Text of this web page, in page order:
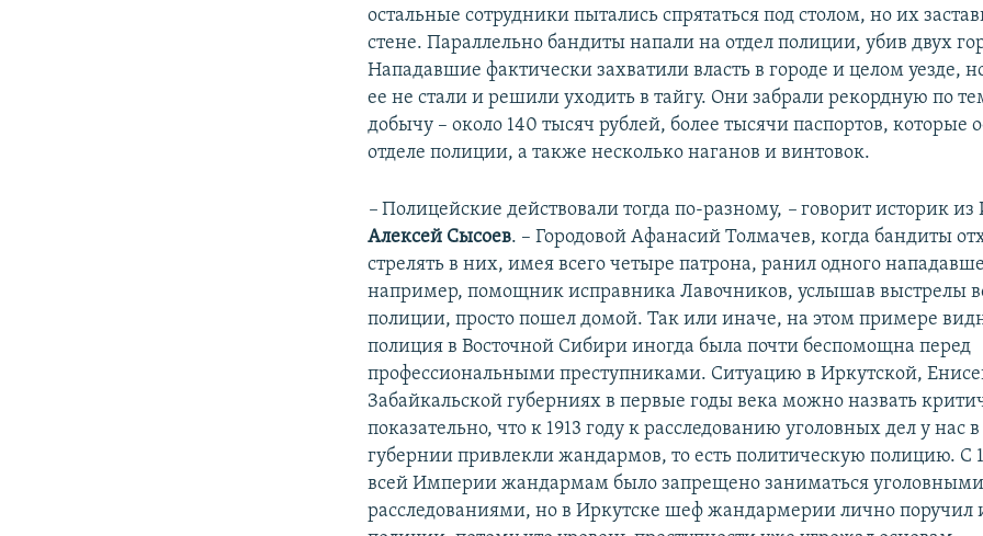
остальные сотрудники пытались спрятаться под столом, но их
стене. Параллельно бандиты напали на отдел полиции, убив двух
Нападавшие фактически захватили власть в городе и целом уезде,
ее не стали и решили уходить в тайгу. Они забрали рекордную по
добычу – около 140 тысяч рублей, более тысячи паспортов, которые
отделе полиции, а также несколько наганов и винтовок.
– Полицейские действовали тогда по-разному, – говорит историк из
Алексей Сысоев. – Городовой Афанасий Толмачев, когда бандиты
стрелять в них, имея всего четыре патрона, ранил одного
например, помощник исправника Лавочников, услышав выстрелы
полиции, просто пошел домой. Так или иначе, на этом примере
полиция в Восточной Сибири иногда была почти беспомощна перед
профессиональными преступниками. Ситуацию в Иркутской,
Забайкальской губерниях в первые годы века можно назвать
показательно, что к 1913 году к расследованию уголовных дел у нас
губернии привлекли жандармов, то есть политическую полицию. С
всей Империи жандармам было запрещено заниматься
расследованиями, но в Иркутске шеф жандармерии лично поручил